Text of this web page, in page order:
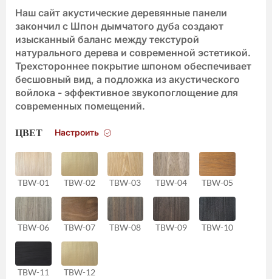
Наш сайтакустические деревянные панели
закончил с Шпон дымчатого дуба создают
изысканный баланс между текстурой
натурального дерева и современной эстетикой.
Трехстороннее покрытие шпоном обеспечивает
бесшовный вид, а подложка из акустического
войлока - эффективное звукопоглощение для
современных помещений.
ЦВЕТ Настроить
TBW-01 TBW-02 TBW-03 TBW-04 TBW-05
TBW-06 TBW-07 TBW-08 TBW-09 TBW-10
TBW-11 TBW-12